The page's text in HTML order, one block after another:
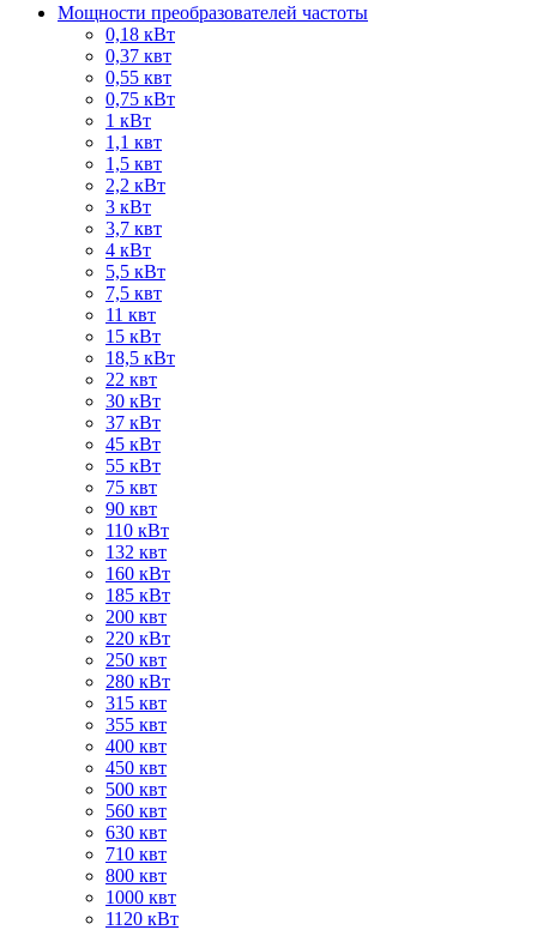
Мощности преобразователей частоты
0,18 кВт
0,37 квт
0,55 квт
0,75 кВт
1 кВт
1,1 квт
1,5 квт
2,2 кВт
3 кВт
3,7 квт
4 кВт
5,5 кВт
7,5 квт
11 квт
15 кВт
18,5 кВт
22 квт
30 кВт
37 кВт
45 кВт
55 кВт
75 квт
90 квт
110 кВт
132 квт
160 кВт
185 кВт
200 квт
220 кВт
250 квт
280 кВт
315 квт
355 квт
400 квт
450 квт
500 квт
560 квт
630 квт
710 квт
800 квт
1000 квт
1120 кВт